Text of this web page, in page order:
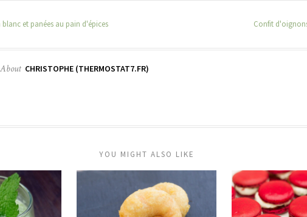
et panées au pain d'épices Confit
About CHRISTOPHE (THERMOSTAT7.FR)
YOU MIGHT ALSO LIKE